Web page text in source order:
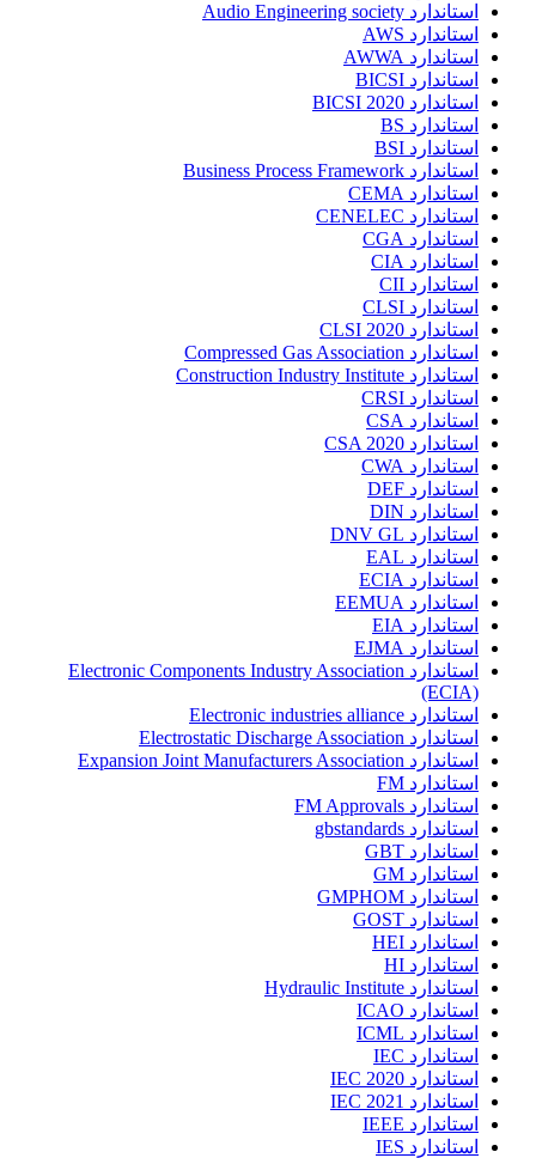
استاندارد Audio Engineering society
استاندارد AWS
استاندارد AWWA
استاندارد BICSI
استاندارد BICSI 2020
استاندارد BS
استاندارد BSI
استاندارد Business Process Framework
استاندارد CEMA
استاندارد CENELEC
استاندارد CGA
استاندارد CIA
استاندارد CII
استاندارد CLSI
استاندارد CLSI 2020
استاندارد Compressed Gas Association
استاندارد Construction Industry Institute
استاندارد CRSI
استاندارد CSA
استاندارد CSA 2020
استاندارد CWA
استاندارد DEF
استاندارد DIN
استاندارد DNV GL
استاندارد EAL
استاندارد ECIA
استاندارد EEMUA
استاندارد EIA
استاندارد EJMA
استاندارد Electronic Components Industry Association
(ECIA)
استاندارد Electronic industries alliance
استاندارد Electrostatic Discharge Association
استاندارد Expansion Joint Manufacturers Association
استاندارد FM
استاندارد FM Approvals
استاندارد gbstandards
استاندارد GBT
استاندارد GM
استاندارد GMPHOM
استاندارد GOST
استاندارد HEI
استاندارد HI
استاندارد Hydraulic Institute
استاندارد ICAO
استاندارد ICML
استاندارد IEC
استاندارد IEC 2020
استاندارد IEC 2021
استاندارد IEEE
استاندارد IES